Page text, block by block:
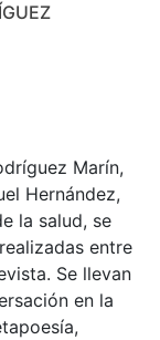
Marín,
Hernández,
la salud, se
realizadas entre
Se llevan
en la